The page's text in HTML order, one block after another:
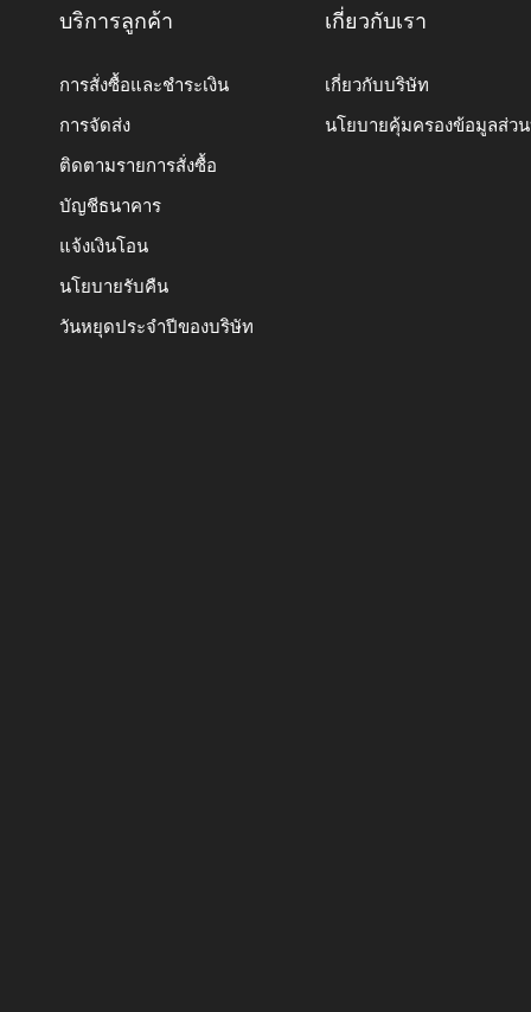
บริการลูกค้า
การสั่งซื้อและชำระเงิน
การจัดส่ง
ติดตามรายการสั่งซื้อ
บัญชีธนาคาร
แจ้งเงินโอน
นโยบายรับคืน
วันหยุดประจำปีของบริษัท
เกี่ยวกับเรา
เกี่ยวกับบริษัท
นโยบายคุ้มครองข้อมูลส่ว